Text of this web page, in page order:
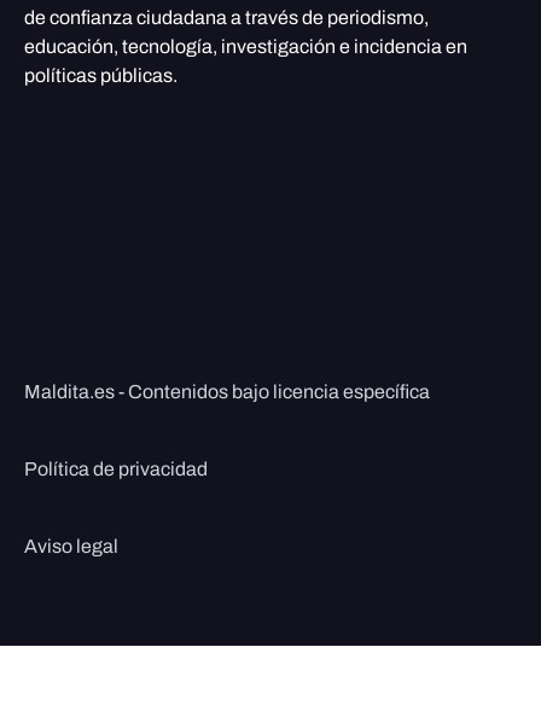
de confianza ciudadana a través de periodismo,
educación, tecnología, investigación e incidencia en
políticas públicas.
Maldita.es - Contenidos bajo licencia específica
Política de privacidad
Aviso legal